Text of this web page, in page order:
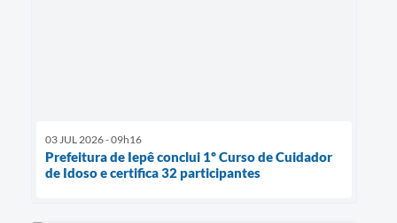
03 JUL 2026 - 09h16
Prefeitura de Iepê conclui 1º Curso de Cuidador
de Idoso e certifica 32 participantes